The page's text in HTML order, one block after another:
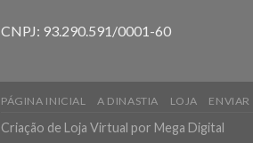
CNPJ: 93.290.591/0001-60
PÁGINA INICIAL A DINASTIA LOJA
Criação de Loja Virtual por Mega Digital